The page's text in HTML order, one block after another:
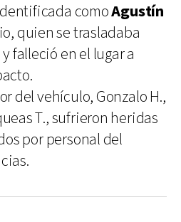
comoAgustín
quien se trasladaba
falleció en el lugar a
del vehículo, Gonzalo H.,
T., sufrieron heridas
por personal del